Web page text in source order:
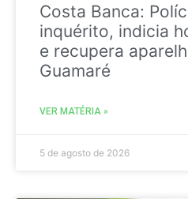
Costa Banca:
inquérito, indicia
e recupera
Guamaré
VER MATÉRIA »
5 de agosto de 2026